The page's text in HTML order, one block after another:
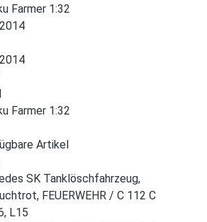
Farmer 1:32
Farmer 1:32
Artikel
SK Tanklöschfahrzeug,
FEUERWEHR / C 112 C
L15